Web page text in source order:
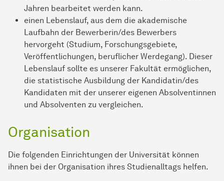
Jahren bearbeitet werden kann.
einen Lebenslauf, aus dem die akademische
Laufbahn der Bewerberin/des Bewerbers
hervorgeht (Studium, Forschungsgebiete,
Veröffentlichungen, beruflicher Werdegang). Dieser
Lebenslauf sollte es unserer Fakultät ermöglichen,
die statistische Ausbildung der Kandidatin/des
Kandidaten mit der unserer eigenen Absolventinnen
und Absolventen zu vergleichen.
Organisation
Die folgenden Einrichtungen der Universität können
ihnen bei der Organisation ihres Studienalltags helfen.